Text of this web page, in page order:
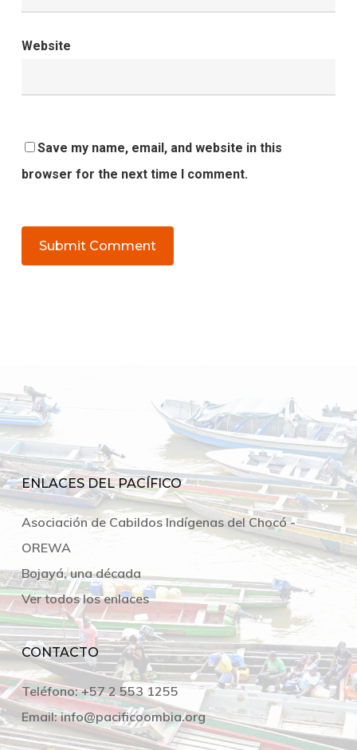
Website
Save my name, email, and website in this
browser for the next time I comment.
ENLACES DEL PACÍFICO
Asociación de Cabildos Indígenas del Chocó -
OREWA
Bojayá, una década
Ver todos los enlaces
CONTACTO
Teléfono:+57 2 553 1255
Email: info@pacificoombia.org